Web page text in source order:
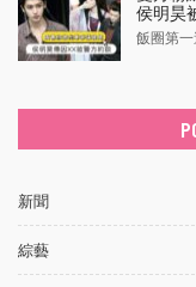
侯明昊
飯圈第
新聞
綜藝